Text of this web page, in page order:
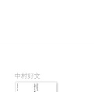
中村好文